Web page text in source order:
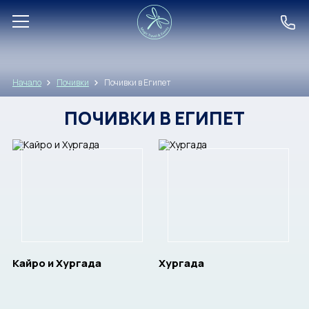
ПОЧИВКИ
LAST CHANCE
Начало Почивки Почивки в Египет
ПОЧИВКИ В ЕГИПЕТ
Кайро и Хургада Хургада